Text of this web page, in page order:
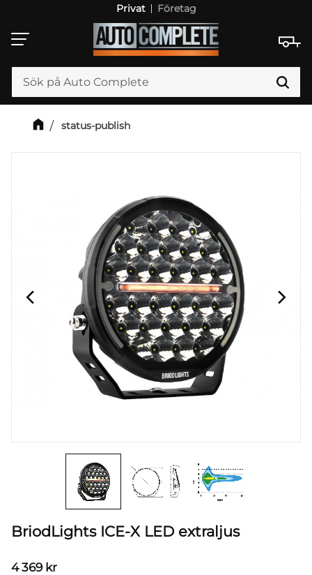
Meny
Privat Företag
status-publish
BriodLights ICE-X LED extraljus
4 369kr